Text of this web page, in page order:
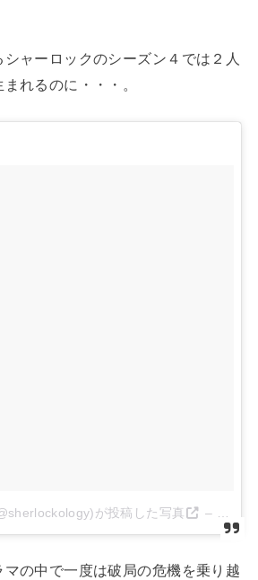
ャーロックのシーズン４では２人
れるのに・・・。
が投稿した写真 –
マの中で一度は破局の危機を乗り越